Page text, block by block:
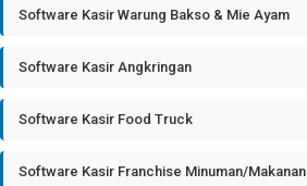
Software Kasir Warung Bakso & Mie Ayam
Software Kasir Angkringan
Software Kasir Food Truck
Software Kasir Franchise Minuman/Makanan